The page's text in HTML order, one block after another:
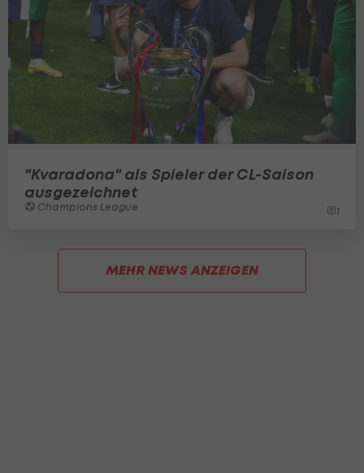
"Kvaradona" als Spieler der CL-Saison
ausgezeichnet
Champions League 1
MEHR NEWS ANZEIGEN